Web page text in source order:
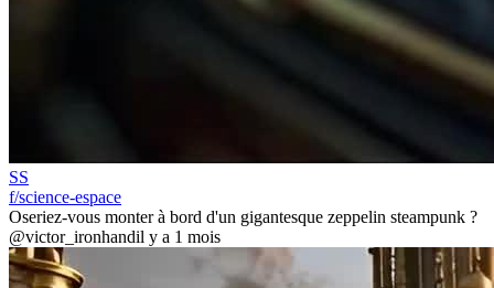
SS
f/science-espace
Oseriez-vous monter à bord d'un gigantesque zeppelin steampunk ?
@victor_ironhandil y a 1 mois